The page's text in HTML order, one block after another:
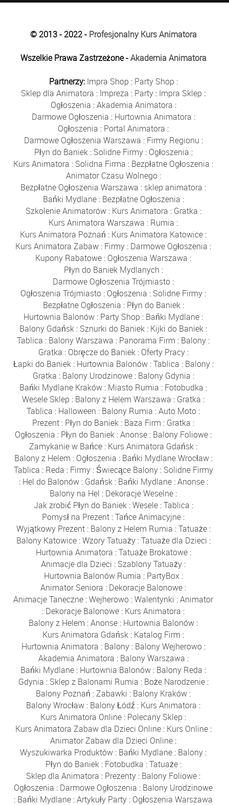
© 2013 - 2022 - Profesjonalny Kurs Animatora
Wszelkie Prawa Zastrzeżone -Akademia Animatora
Partnerzy: Impra Shop : Party Shop :
Sklep dla Animatora : Impreza : Party : Impra Sklep :
Ogłoszenia :Akademia Animatora :
Darmowe Ogłoszenia : Hurtownia Animatora :
Ogłoszenia : Portal Animatora :
Darmowe Ogłoszenia Warszawa : Firmy Regionu :
Płyn do Baniek: Solidne Firmy: Ogłoszenia :
Kurs Animatora : Solidna Firma : Bezpłatne Ogłoszenia :
Animator Czasu Wolnego:
Bezpłatne Ogłoszenia Warszawa : sklep animatora :
Bańki Mydlane: Bezpłatne Ogłoszenia :
Szkolenie Animatorów: Kurs Animatora : Gratka :
Kurs Animatora Warszawa : Rumia :
Kurs Animatora Poznań : Kurs Animatora Katowice :
Kurs Animatora Zabaw : Firmy : Darmowe Ogłoszenia :
Kupony Rabatowe : Ogłoszenia Warszawa :
Płyn do Baniek Mydlanych :
Darmowe Ogłoszenia Trójmiasto :
Ogłoszenia Trójmiasto : Ogłoszenia : Solidne Firmy :
Bezpłatne Ogłoszenia : Płyn do Baniek:
Hurtownia Balonów : Party Shop : Bańki Mydlane :
Balony Gdańsk : Sznurki do Baniek : Kijki do Baniek :
Tablica : Balony Warszawa : Panorama Firm : Balony :
Gratka : Obręcze do Baniek: Oferty Pracy:
Łapki do Baniek: Hurtownia Balonów:Tablica : Balony:
Gratka : Balony Urodzinowe: Balony Gdynia :
Bańki Mydlane Kraków : Miasto Rumia : Fotobudka :
Wesele Sklep : Balony z Helem Warszawa : Gratka :
Tablica : Halloween : Balony Rumia :Auto Moto :
Prezent : Płyn do Baniek : Baza Firm : Gratka :
Ogłoszenia : Płyn do Baniek :Anonse : Balony Foliowe :
Zamykanie w Bańce : Kurs Animatora Gdańsk :
Balony z Helem : Ogłoszenia : Bańki Mydlane Wrocław:
Tablica : Reda : Firmy: Świecące Balony: Solidne Firmy
: Hel do Balonów: Gdańsk: Bańki Mydlane:Anonse:
Balony na Hel : Dekoracje Weselne :
Jak zrobić Płyn do Baniek:Wesele:Tablica :
Pomysł na Prezent :Tańce Animacyjne :
Wyjątkowy Prezent: Balony z Helem Rumia :Tatuaże:
Balony Katowice:Wzory Tatuaży:Tatuaże dla Dzieci :
Hurtownia Animatora :Tatuaże Brokatowe:
Animacje dla Dzieci : Szablony Tatuaży :
Hurtownia Balonów Rumia : PartyBox:
Animator Seniora : Dekoracje Balonowe :
Animacje Taneczne :Wejherowo :Walentynki :Animator
: Dekoracje Balonowe : Kurs Animatora :
Balony z Helem :Anonse : Hurtownia Balonów :
Kurs Animatora Gdańsk : Katalog Firm :
Hurtownia Animatora : Balony: Balony Wejherowo:
Akademia Animatora : Balony Warszawa :
Bańki Mydlane : Hurtownia Balonów : Balony Reda :
Gdynia : Sklep z Balonami Rumia : Boże Narodzenie:
Balony Poznań :Zabawki : Balony Kraków :
Balony Wrocław : Balony Łódź : Kurs Animatora :
Kurs Animatora Online : Polecany Sklep :
Kurs Animatora Zabaw dla Dzieci Online: Kurs Online:
Animator Zabaw dla Dzieci Online :
Wyszukiwarka Produktów : Bańki Mydlane : Balony :
Płyn do Baniek: Fotobudka :Tatuaże:
Sklep dla Animatora : Prezenty : Balony Foliowe :
Ogłoszenia : Darmowe Ogłoszenia : Balony Urodzinowe
: Bańki Mydlane :Artykuły Party : Ogłoszenia Warszawa